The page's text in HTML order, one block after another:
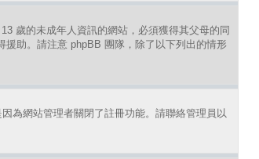
歲的未成年人資訊的網站，必須獲得其父母的同
助。請注意 phpBB 團隊，除了以下列出的情形
為網站管理者關閉了註冊功能。請聯絡管理員以